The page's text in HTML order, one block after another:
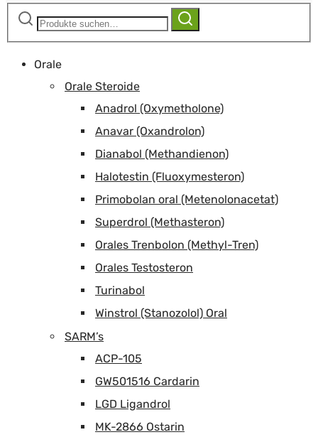
Suchen
Suchen
Orale
Orale Steroide
Anadrol (Oxymetholone)
Anavar (Oxandrolon)
Dianabol (Methandienon)
Halotestin (Fluoxymesteron)
Primobolan oral (Metenolonacetat)
Superdrol (Methasteron)
Orales Trenbolon (Methyl-Tren)
Orales Testosteron
Turinabol
Winstrol (Stanozolol) Oral
SARM’s
ACP-105
GW501516 Cardarin
LGD Ligandrol
MK-2866 Ostarin